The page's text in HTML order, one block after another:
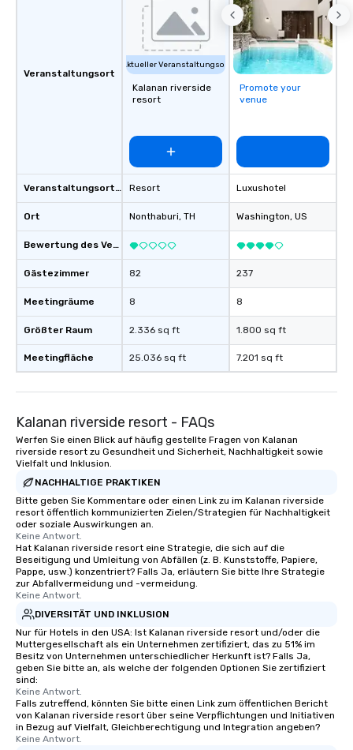
Veranstaltungsort
Veranstaltungsortstyp
Ort
Bewertung des Veranstaltungsortes
Gästezimmer
Meetingräume
Größter Raum
Meetingfläche
Aktueller Veranstaltungsort
Kalanan riverside
resort
Resort
Nonthaburi, TH
82
8
2.336 sq ft
25.036 sq ft
Promote your
venue
Luxushotel
Washington, US
237
8
1.800 sq ft
7.201 sq ft
Kalanan riverside resort - FAQs
Werfen Sie einen Blick auf häufig gestellte Fragen von Kalanan
riverside resort zu Gesundheit und Sicherheit, Nachhaltigkeit sowie
Vielfalt und Inklusion.
NACHHALTIGE PRAKTIKEN
Bitte geben Sie Kommentare oder einen Link zu im Kalanan riverside
resort öffentlich kommunizierten Zielen/Strategien für Nachhaltigkeit
oder soziale Auswirkungen an.
Keine Antwort.
Hat Kalanan riverside resort eine Strategie, die sich auf die
Beseitigung und Umleitung von Abfällen (z. B. Kunststoffe, Papiere,
Pappe, usw.) konzentriert? Falls Ja, erläutern Sie bitte Ihre Strategie
zur Abfallvermeidung und -vermeidung.
Keine Antwort.
DIVERSITÄT UND INKLUSION
Nur für Hotels in den USA: Ist Kalanan riverside resort und/oder die
Muttergesellschaft als ein Unternehmen zertifiziert, das zu 51% im
Besitz von Unternehmen unterschiedlicher Herkunft ist? Falls Ja,
geben Sie bitte an, als welche der folgenden Optionen Sie zertifiziert
sind:
Keine Antwort.
Falls zutreffend, könnten Sie bitte einen Link zum öffentlichen Bericht
von Kalanan riverside resort über seine Verpflichtungen und Initiativen
in Bezug auf Vielfalt, Gleichberechtigung und Integration angeben?
Keine Antwort.